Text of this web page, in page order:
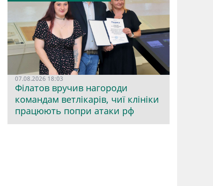
07.08.2026 18:03
Філатов вручив нагороди
командам ветлікарів, чиї клініки
працюють попри атаки рф